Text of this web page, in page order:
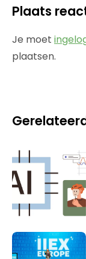
Plaats
Je moet
plaatsen.